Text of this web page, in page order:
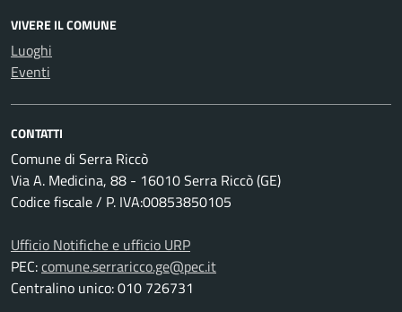
VIVERE IL COMUNE
Luoghi
Eventi
CONTATTI
Comune di Serra Riccò
Via A. Medicina, 88 - 16010 Serra Riccò (GE)
Codice fiscale / P. IVA:00853850105
Ufficio Notifiche e ufficio URP
PEC:comune.serraricco.ge@pec.it
Centralino unico: 010 726731